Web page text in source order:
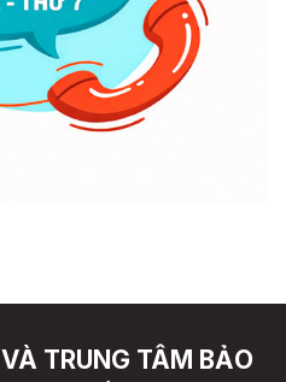
TRUNG TÂM BẢO